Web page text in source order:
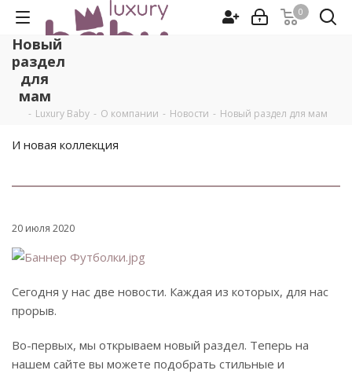
0
Новый
раздел
для
мам
- Luxury Baby - О компании - Новости - Новый раздел для мам
И новая коллекция
20 июля 2020
Сегодня у нас две новости. Каждая из которых, для нас
прорыв.
Во-первых, мы открываем новый раздел. Теперь на
нашем сайте вы можете подобрать стильные и